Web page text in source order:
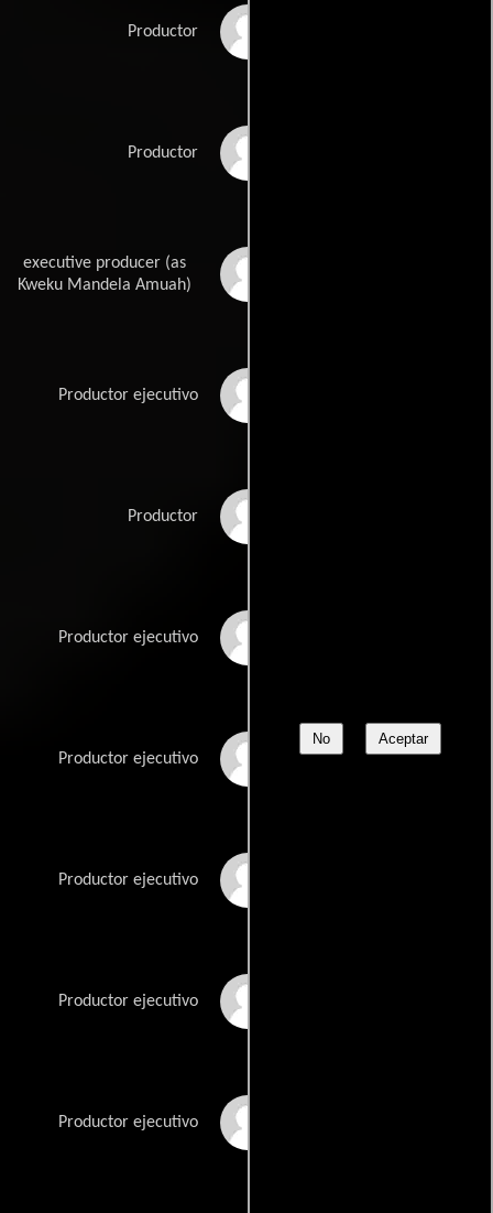
No Aceptar
Productor
Productor
executive producer (as
Kweku Mandela Amuah)
Productor ejecutivo
Productor
Productor ejecutivo
Productor ejecutivo Neil Tabatznik
Productor ejecutivo
Productor ejecutivo
Productor ejecutivo